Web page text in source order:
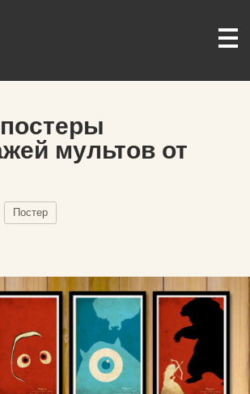
мультов от
Постер